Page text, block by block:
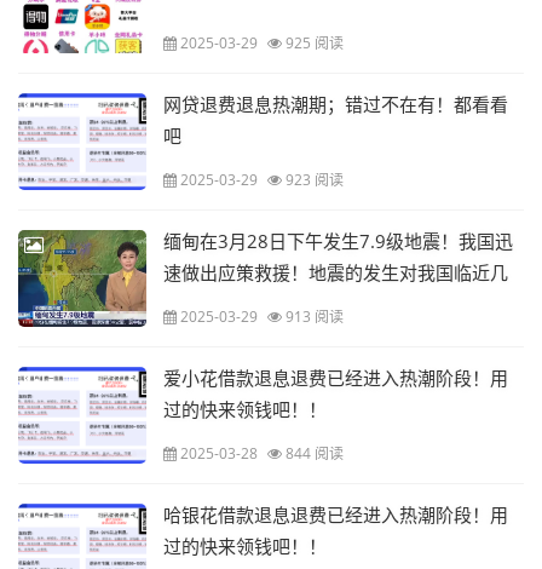
2025-03-29 925 阅读
网贷退费退息热潮期；错过不在有！都看看
吧
2025-03-29 923 阅读
缅甸在3月28日下午发生7.9级地震！我国迅
速做出应策救援！地震的发生对我国临近几
个城市的影响以及应对！
2025-03-29 913 阅读
爱小花借款退息退费已经进入热潮阶段！用
过的快来领钱吧！！
2025-03-28 844 阅读
哈银花借款退息退费已经进入热潮阶段！用
过的快来领钱吧！！